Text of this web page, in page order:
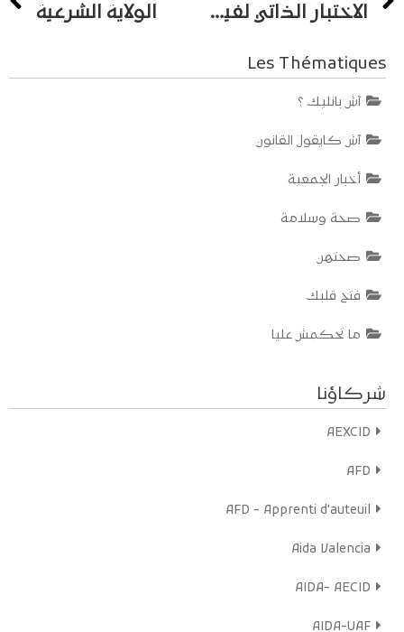
الاختبار الذاتي لفيروس نقص المناعة البشرية: المزايا والحدود الولاية الشرعية
Les Thématiques
آش بانليك ؟
آش كايقول القانون
أخبار الجمعية
صحة وسلامة
صحتهن
فتح قلبك
ما تحكمش عليا
شركاؤنا
AEXCID
AFD
AFD - Apprenti d'auteuil
Aida Valencia
AIDA- AECID
AIDA-UAF